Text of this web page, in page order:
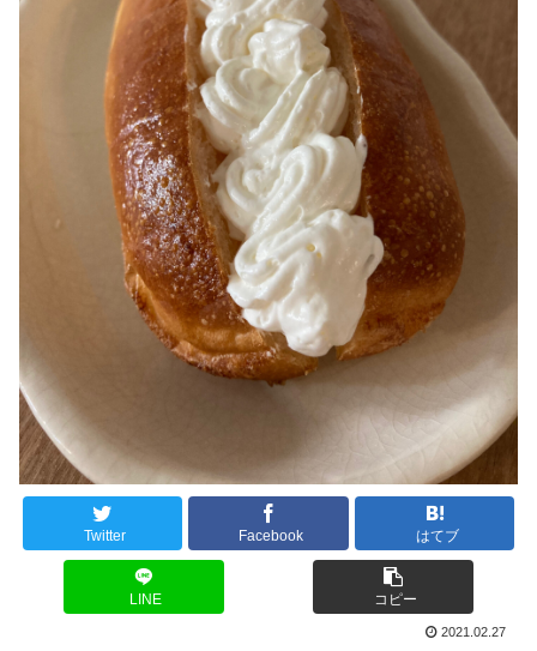
Twitter Facebook はてブ
LINE コピー
2021.02.27